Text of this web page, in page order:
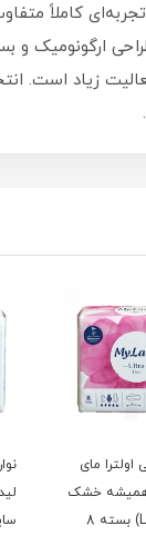
کاملاً
ارگونومیک و
زیاد است.
مای
خشک
سایز بزرگ (L) بسته 8
نوار
لیدی